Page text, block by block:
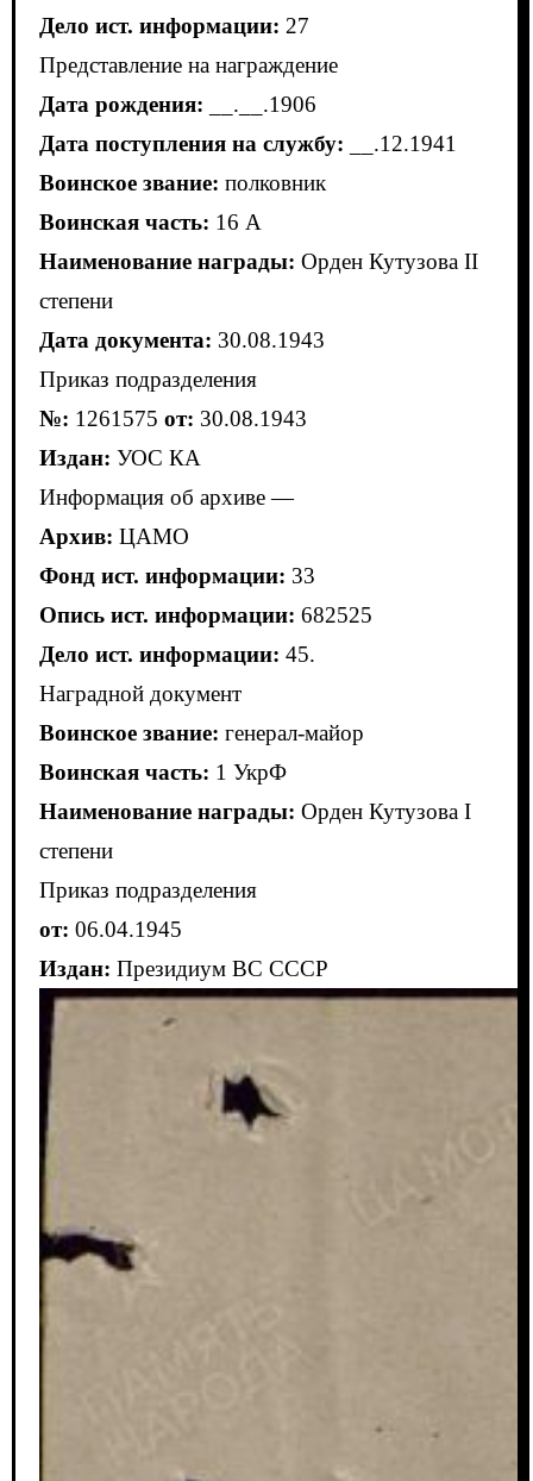
Дело ист. информации: 27
Представление на награждение
Дата рождения: __.__.1906
Дата поступления на службу: __.12.1941
Воинское звание: полковник
Воинская часть: 16 А
Наименование награды: Орден Кутузова II
степени
Дата документа: 30.08.1943
Приказ подразделения
№: 1261575 от: 30.08.1943
Издан: УОС КА
Информация об архиве —
Архив: ЦАМО
Фонд ист. информации: 33
Опись ист. информации: 682525
Дело ист. информации: 45.
Наградной документ
Воинское звание: генерал-майор
Воинская часть: 1 УкрФ
Наименование награды: Орден Кутузова I
степени
Приказ подразделения
от: 06.04.1945
Издан: Президиум ВС СССР